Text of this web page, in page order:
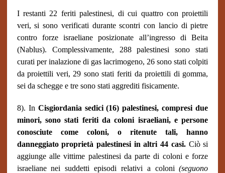
I restanti 22 feriti palestinesi, di cui quattro con proiettili
veri, si sono verificati durante scontri con lancio di pietre
contro forze israeliane posizionate all’ingresso di Beita
(Nablus). Complessivamente, 288 palestinesi sono stati
curati per inalazione di gas lacrimogeno, 26 sono stati colpiti
da proiettili veri, 29 sono stati feriti da proiettili di gomma,
sei da schegge e tre sono stati aggrediti fisicamente.
8). In Cisgiordania sedici (16) palestinesi, compresi due
minori, sono stati feriti da coloni israeliani, e persone
conosciute come coloni, o ritenute tali, hanno
danneggiato proprietà palestinesi in altri 44 casi.Ciò si
aggiunge alle vittime palestinesi da parte di coloni e forze
israeliane nei suddetti episodi relativi a coloni(seguono